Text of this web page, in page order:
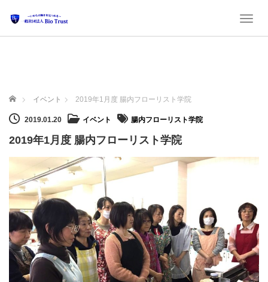
ホーム イベント 2019年1月度 腸内フローリスト学院
2019.01.20 イベント 腸内フローリスト学院
2019年1月度 腸内フローリスト学院